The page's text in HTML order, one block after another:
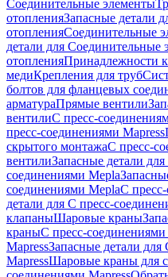
Соединительные элементы
отопленияЗапасные детали
отопленияСоединительные
детали для Соединительные
отопленияПринадлежности
медиКрепления для труб
болтов для фланцевых
арматураПрямые вентили
вентилиС пресс-
пресс-соединениями Mapress
скрытого монтажаС пресс-
вентилиЗапасные детали
соединениями Mepla
соединениями MeplaС
детали для С пресс-
клапаныШаровые краны
краныС пресс-соединениями
MapressЗапасные детали
MapressШаровые краны для